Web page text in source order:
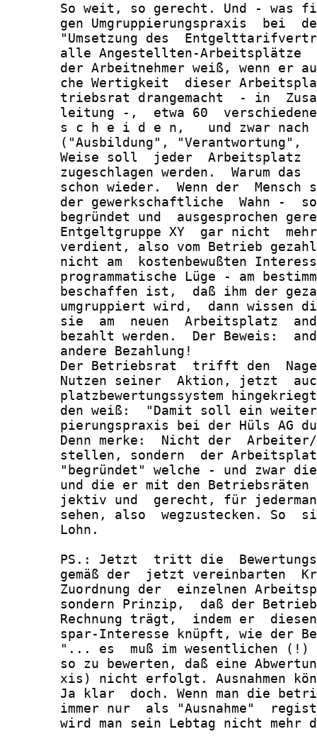
So weit, so gerecht. Und - was
gen Umgruppierungspraxis  bei
"Umsetzung des
alle Angestellten-Arbeitsplätze
der Arbeitnehmer weiß, wenn er
che Wertigkeit  dieser
triebsrat drangemacht  - in
leitung -,  etwa 60
s c h e i d e n,   und zwar
("Ausbildung", "Verantwortung",
Weise soll  jeder  Arbeitsplatz
zugeschlagen werden.  Warum das
schon wieder.  Wenn der  Mensch
der gewerkschaftliche  Wahn -
begründet und  ausgesprochen
Entgeltgruppe XY  gar nicht
verdient, also vom Betrieb
nicht am  kostenbewußten
programmatische Lüge - am
beschaffen ist,  daß ihm der
umgruppiert wird,  dann wissen
sie  am  neuen  Arbeitsplatz
bezahlt werden.  Der Beweis:
       andere Bezahlung!
Der Betriebsrat  trifft den
Nutzen seiner  Aktion, jetzt
platzbewertungssystem
den weiß:  "Damit soll ein
pierungspraxis bei der Hüls AG
Denn merke:  Nicht der
stellen, sondern  der
"begründet" welche - und zwar
und die er mit den
jektiv und  gerecht, für
sehen, also  wegzustecken. So
       Lohn.
PS.: Jetzt  tritt die
gemäß der  jetzt vereinbarten
Zuordnung der  einzelnen
sondern Prinzip,  daß der
Rechnung trägt,  indem er
spar-Interesse knüpft, wie der
"... es  muß im wesentlichen
so zu bewerten, daß eine
xis) nicht erfolgt. Ausnahmen
Ja klar  doch. Wenn man die
immer nur  als "Ausnahme"
wird man sein Lebtag nicht mehr